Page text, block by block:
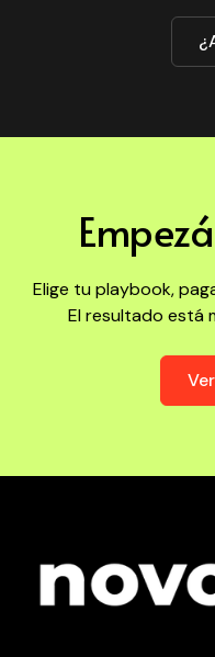
Elige tu playbook,
El resultado está